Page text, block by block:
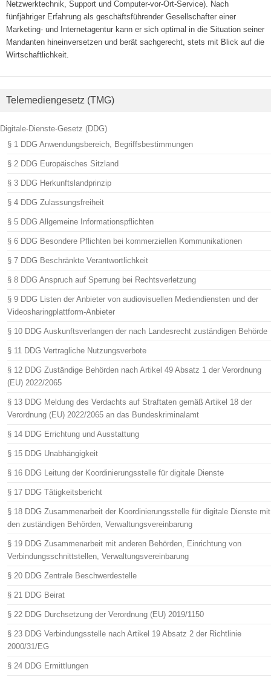
Netzwerktechnik, Support und Computer-vor-Ort-Service). Nach
fünfjähriger Erfahrung als geschäftsführender Gesellschafter einer
Marketing- und Internetagentur kann er sich optimal in die Situation seiner
Mandanten hineinversetzen und berät sachgerecht, stets mit Blick auf die
Wirtschaftlichkeit.
Telemediengesetz (TMG)
Digitale-Dienste-Gesetz (DDG)
§ 1 DDG Anwendungsbereich, Begriffsbestimmungen
§ 2 DDG Europäisches Sitzland
§ 3 DDG Herkunftslandprinzip
§ 4 DDG Zulassungsfreiheit
§ 5 DDG Allgemeine Informationspflichten
§ 6 DDG Besondere Pflichten bei kommerziellen Kommunikationen
§ 7 DDG Beschränkte Verantwortlichkeit
§ 8 DDG Anspruch auf Sperrung bei Rechtsverletzung
§ 9 DDG Listen der Anbieter von audiovisuellen Mediendiensten und der
Videosharingplattform-Anbieter
§ 10 DDG Auskunftsverlangen der nach Landesrecht zuständigen Behörde
§ 11 DDG Vertragliche Nutzungsverbote
§ 12 DDG Zuständige Behörden nach Artikel 49 Absatz 1 der Verordnung
(EU) 2022/2065
§ 13 DDG Meldung des Verdachts auf Straftaten gemäß Artikel 18 der
Verordnung (EU) 2022/2065 an das Bundeskriminalamt
§ 14 DDG Errichtung und Ausstattung
§ 15 DDG Unabhängigkeit
§ 16 DDG Leitung der Koordinierungsstelle für digitale Dienste
§ 17 DDG Tätigkeitsbericht
§ 18 DDG Zusammenarbeit der Koordinierungsstelle für digitale Dienste mit
den zuständigen Behörden, Verwaltungsvereinbarung
§ 19 DDG Zusammenarbeit mit anderen Behörden, Einrichtung von
Verbindungsschnittstellen, Verwaltungsvereinbarung
§ 20 DDG Zentrale Beschwerdestelle
§ 21 DDG Beirat
§ 22 DDG Durchsetzung der Verordnung (EU) 2019/1150
§ 23 DDG Verbindungsstelle nach Artikel 19 Absatz 2 der Richtlinie
2000/31/EG
§ 24 DDG Ermittlungen